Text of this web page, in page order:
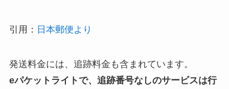
引用： 日本郵便より
発送料金には、追跡料金も含まれています。
eパケットライトで、追跡番号なしのサービスは行